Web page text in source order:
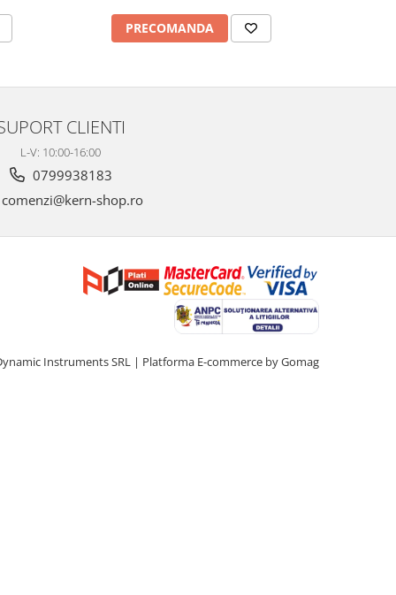
PRECOMANDA
CLIENTI
L-V: 10:00-16:00
0799938183
shop.ro
Instruments SRL | Platforma E-commerce by Gomag